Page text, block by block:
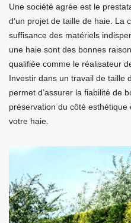
Une société agrée est le
d’un projet de taille de haie. La
suffisance des matériels
une haie sont des bonnes
qualifiée comme le réalisateur
Investir dans un travail de taille
permet d’assurer la fiabilité de
préservation du côté
votre haie.